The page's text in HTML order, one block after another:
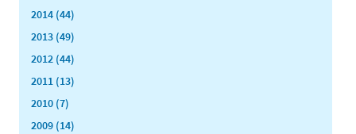
2014 (44)
2013 (49)
2012 (44)
2011 (13)
2010 (7)
2009 (14)